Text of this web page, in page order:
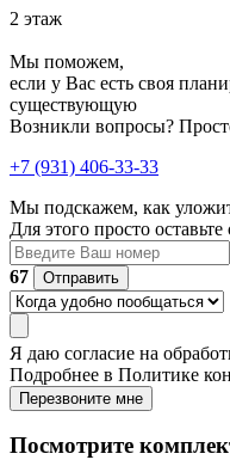
2 этаж
Мы поможем,
если у Вас есть своя
существующую
Возникли вопросы?
+7 (931) 406-33-33
Мы подскажем, как
Для этого просто
67
Отправить
Я даю согласие на
Подробнее в Политике
Перезвоните мне
Посмотрите